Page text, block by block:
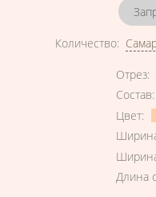
Количество:
Отрез:
Состав:
Цвет:
Длина